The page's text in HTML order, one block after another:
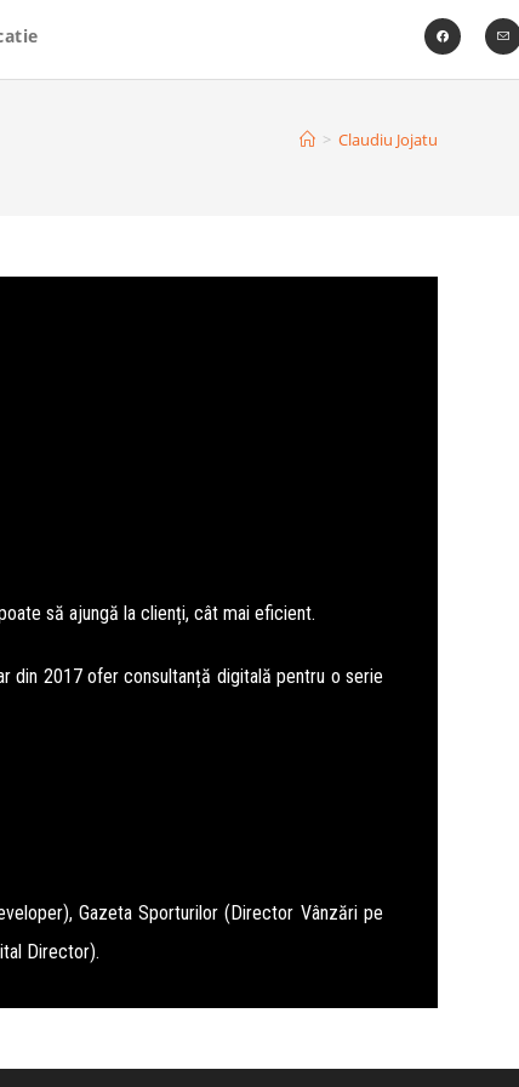
> Claudiu Jojatu
să ajungă la clienți, cât mai eficient.
din 2017 ofer consultanță digitală pentru o serie
Gazeta Sporturilor (Director Vânzări pe
Director).